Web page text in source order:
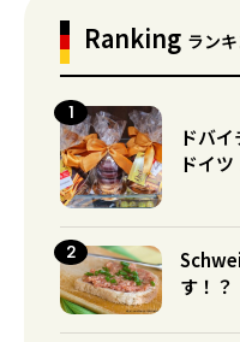
Ranking ラン
ドバ
ドイ
す！？